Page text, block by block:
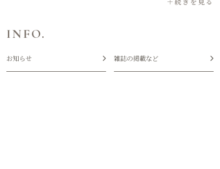
INFO.
お知らせ 雑誌の掲載など